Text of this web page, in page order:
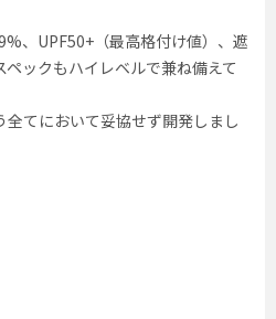
、UPF50+（最高格付け値）、遮
ックもハイレベルで兼ね備えて
てにおいて妥協せず開発しまし